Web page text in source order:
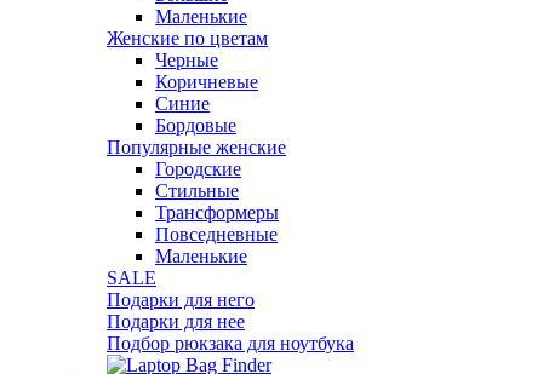
Маленькие
Женские по цветам
Черные
Коричневые
Синие
Бордовые
Популярные женские
Городские
Стильные
Трансформеры
Повседневные
Маленькие
SALE
Подарки для него
Подарки для нее
Подбор рюкзака для ноутбука